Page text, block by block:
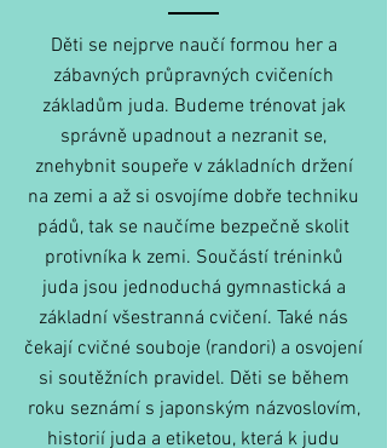
Děti se nejprve naučí formou her a
zábavných průpravných cvičeních
základům juda. Budeme trénovat jak
správně upadnout a nezranit se,
znehybnit soupeře v základních držení
na zemi a až si osvojíme dobře techniku
pádů, tak se naučíme bezpečně skolit
protivníka k zemi. Součástí tréninků
juda jsou jednoduchá gymnastická a
základní všestranná cvičení. Také nás
čekají cvičné souboje (randori) a osvojení
si soutěžních pravidel. Děti se během
roku seznámí s japonským názvoslovím,
historií juda a etiketou, která k judu